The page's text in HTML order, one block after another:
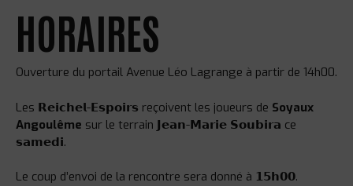
HORAIRES
Ouverture du portail Avenue Léo Lagrange à partir de 14h00.
Les 𝗥𝗲𝗶𝗰𝗵𝗲𝗹-𝗘𝘀𝗽𝗼𝗶𝗿𝘀 reçoivent les joueurs de Soyaux
Angoulême sur le terrain 𝗝𝗲𝗮𝗻-𝗠𝗮𝗿𝗶𝗲 𝗦𝗼𝘂𝗯𝗶𝗿𝗮 ce
𝘀𝗮𝗺𝗲𝗱𝗶.
Le coup d’envoi de la rencontre sera donné à 𝟭𝟱𝗵𝟬𝟬.